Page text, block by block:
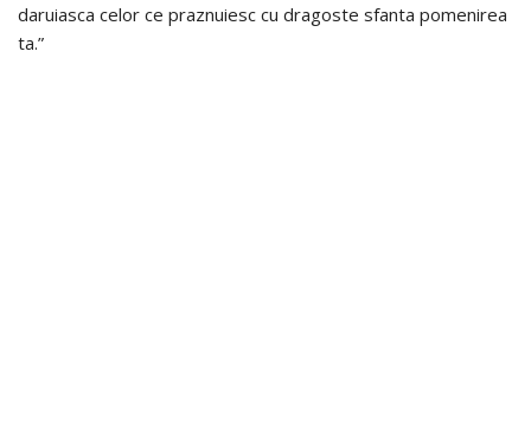
daruiasca celor ce praznuiesc cu dragoste sfanta pomenirea
ta.”